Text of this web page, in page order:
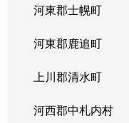
河東郡士幌町
河東郡鹿追町
上川郡清水町
河西郡中札内村